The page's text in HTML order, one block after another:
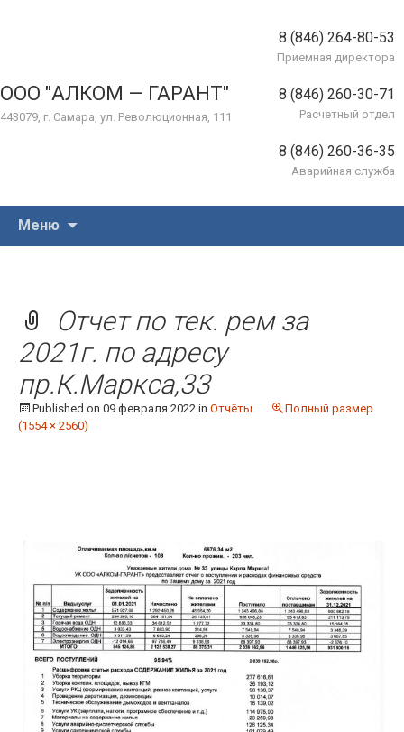
ООО "АЛКОМ — ГАРАНТ"
443079, г. Самара, ул. Революционная, 111
8 (846) 264-80-53
Приемная директора
8 (846) 260-30-71
Расчетный отдел
8 (846) 260-36-35
Аварийная служба
Меню
Отчет по тек. рем за
2021г. по адресу
пр.К.Маркса,33
Published on 09 февраля 2022 in Отчёты
Полный размер
(1554 × 2560)